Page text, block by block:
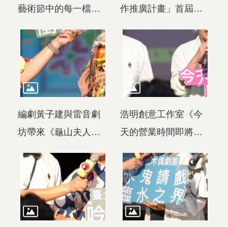
上戲曲。
藝術節中的每一檔作
小戲台的不同元素，
帶領觀眾重新認識戲
曲，找到屬於自己的
觀看方式，成為大小
朋友一起共享的戲曲
遊樂園。
作推廣計畫」首屆特
《小虎的實習歷險
記》劇場版，編劇鄭
玉姍攜手真雲林閣掌
中劇團，以可愛神獸
「小虎爺」為核心，
展開一段精彩的成長
冒險。
編劇黃子建與雷音劇
坊帶來《龜山夫人氣
山島傳說與地方風土
民情擬人化成充滿童
趣的故事，布袋戲與
歌仔戲「人偶同台共
浩明創意工作室《今
天的營業時間即將結
世界，想像歌仔戲已
經消失，~館的展覽，
以「博物館驚魂夜」
的概念，讓歌仔戲前